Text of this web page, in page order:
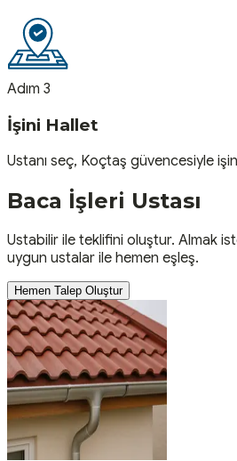
Adım 3
İşini Hallet
Ustanı seç, Koçtaş güvencesiyle
Baca İşleri Ustası
Ustabilir ile teklifini oluştur. Almak
uygun ustalar ile hemen eşleş.
Hemen Talep Oluştur